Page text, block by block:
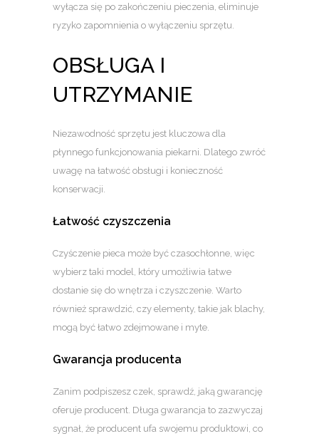
wyłącza się po zakończeniu pieczenia, eliminuje
ryzyko zapomnienia o wyłączeniu sprzętu.
OBSŁUGA I
UTRZYMANIE
Niezawodność sprzętu jest kluczowa dla
płynnego funkcjonowania piekarni. Dlatego zwróć
uwagę na łatwość obsługi i konieczność
konserwacji.
Łatwość czyszczenia
Czyśczenie pieca może być czasochłonne, więc
wybierz taki model, który umożliwia łatwe
dostanie się do wnętrza i czyszczenie. Warto
również sprawdzić, czy elementy, takie jak blachy,
mogą być łatwo zdejmowane i myte.
Gwarancja producenta
Zanim podpiszesz czek, sprawdź, jaką gwarancję
oferuje producent. Długa gwarancja to zazwyczaj
sygnał, że producent ufa swojemu produktowi, co